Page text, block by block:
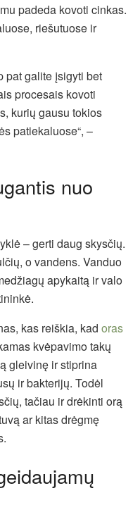
padeda kovoti cinkas.
riešutuose ir
pat galite įsigyti bet
procesais kovoti
kurių gausu tokios
patiekaluose“, –
nuo
– gerti daug skysčių.
o vandens. Vanduo
apykaitą ir valo
kas reiškia, kad oras
kvėpavimo takų
gleivinę ir stiprina
ir bakterijų. Todėl
tačiau ir drėkinti orą
ar kitas drėgmę